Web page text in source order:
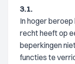
3.1.
In hoger
recht heeft op
beperkingen
functies te